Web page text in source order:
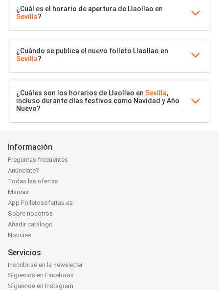
¿Cuál es el horario de apertura de Llaollao en
Sevilla?
¿Cuándo se publica el nuevo folleto Llaollao en
Sevilla?
¿Cuáles son los horarios de Llaollao en Sevilla,
incluso durante días festivos como Navidad y Año
Nuevo?
Información
Preguntas frecuentes
Anúnciate?
Todas las ofertas
Marcas
App Folletosofertas.es
Sobre nosotros
Añadir catálogo
Noticias
Servicios
Inscribirse en la newsletter
Síguenos en Facebook
Síguenos en Instagram